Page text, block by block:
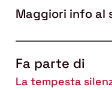
Maggiori info al
Fa parte di
La tempesta